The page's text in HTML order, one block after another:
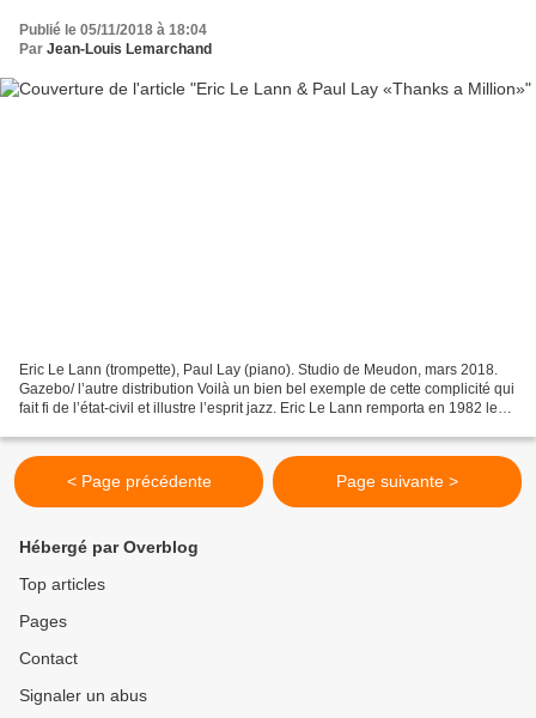
Publié le 05/11/2018 à 18:04
Par Jean-Louis Lemarchand
Eric Le Lann (trompette), Paul Lay (piano). Studio de Meudon, mars 2018.
Gazebo/ l’autre distribution Voilà un bien bel exemple de cette complicité qui
fait fi de l’état-civil et illustre l’esprit jazz. Eric Le Lann remporta en 1982 le
< Page précédente Page suivante >
Hébergé par Overblog
Top articles
Pages
Contact
Signaler un abus